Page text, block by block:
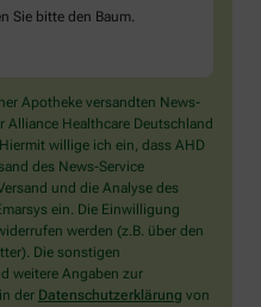
Sie bitte den Baum.
Apotheke versandten News-
Alliance Healthcare Deutschland
willige ich ein, dass AHD
des News-Service
und die Analyse des
ein. Die Einwilligung
werden (z.B. über den
Die sonstigen
weitere Angaben zur
der Datenschutzerklärung von